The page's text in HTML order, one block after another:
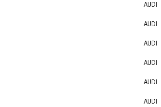
AUDI
AUDI
AUDI
AUDI
AUDI
AUDI